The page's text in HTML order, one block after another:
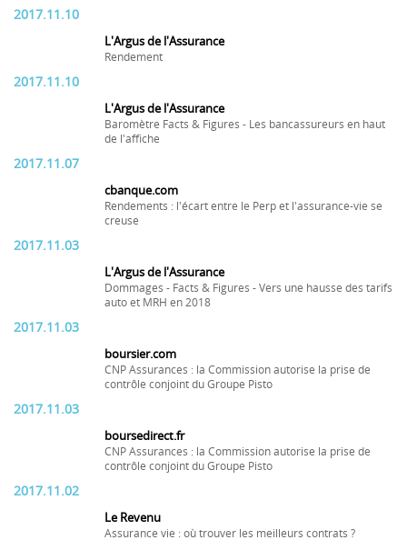
2017.11.10
L'Argus de l'Assurance
Rendement
2017.11.10
L'Argus de l'Assurance
Baromètre Facts & Figures - Les bancassureurs en haut
de l'affiche
2017.11.07
cbanque.com
Rendements : l'écart entre le Perp et l'assurance-vie se
creuse
2017.11.03
L'Argus de l'Assurance
Dommages - Facts & Figures - Vers une hausse des tarifs
auto et MRH en 2018
2017.11.03
boursier.com
CNP Assurances : la Commission autorise la prise de
contrôle conjoint du Groupe Pisto
2017.11.03
boursedirect.fr
CNP Assurances : la Commission autorise la prise de
contrôle conjoint du Groupe Pisto
2017.11.02
Le Revenu
Assurance vie : où trouver les meilleurs contrats ?